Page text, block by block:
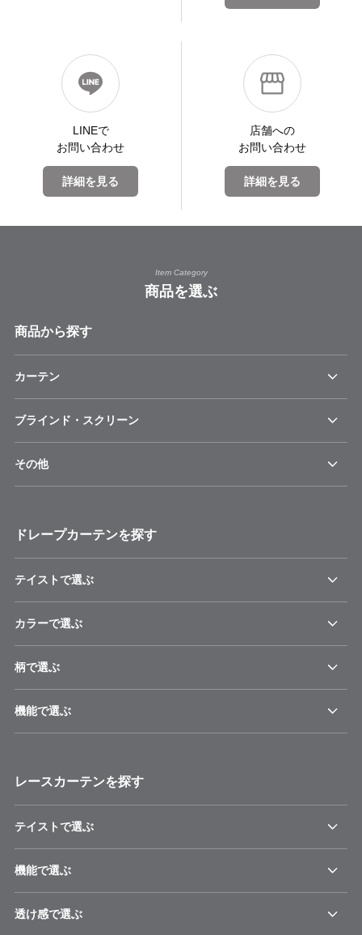
LINEで
お問い合わせ
詳細を見る
店舗への
お問い合わせ
詳細を見る
Item Category
商品を選ぶ
商品から探す
カーテン
ブラインド・スクリーン
その他
ドレープカーテンを探す
テイストで選ぶ
カラーで選ぶ
柄で選ぶ
機能で選ぶ
レースカーテンを探す
テイストで選ぶ
機能で選ぶ
透け感で選ぶ